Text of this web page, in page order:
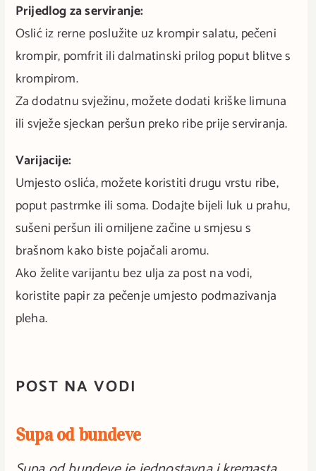
Prijedlog za serviranje:
Oslić iz rerne poslužite uz krompir salatu, pečeni
krompir, pomfrit ili dalmatinski prilog poput blitve s
krompirom.
Za dodatnu svježinu, možete dodati kriške limuna
ili svježe sjeckan peršun preko ribe prije serviranja.
Varijacije:
Umjesto oslića, možete koristiti drugu vrstu ribe,
poput pastrmke ili soma. Dodajte bijeli luk u prahu,
sušeni peršun ili omiljene začine u smjesu s
brašnom kako biste pojačali aromu.
Ako želite varijantu bez ulja za post na vodi,
koristite papir za pečenje umjesto podmazivanja
pleha.
POST NA VODI
Supa od bundeve